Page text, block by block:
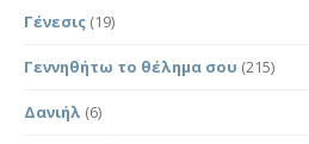
Γένεσις (19)
Γεννηθήτω το θέλημα σου (215)
Δανιήλ (6)